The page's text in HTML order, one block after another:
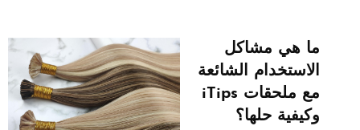
ما هي مشاكل
الاستخدام الشائعة
مع ملحقات iTips
وكيفية حلها؟